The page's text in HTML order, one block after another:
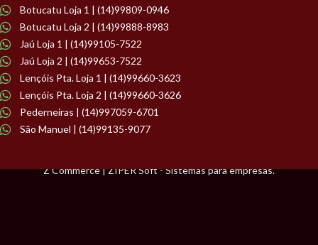
Botucatu Loja 1 | (14)99809-0946
Botucatu Loja 2 | (14)99888-8983
Jaú Loja 1 | (14)99105-7522
Jaú Loja 2 | (14)99653-7522
Lençóis Pta. Loja 1 | (14)99660-3623
Lençóis Pta. Loja 2 | (14)99660-3626
Pederneiras | (14)997059-6701
São Manuel | (14)99135-9077
Z Commerce | ZIPER Soft - Sistemas para empresas.